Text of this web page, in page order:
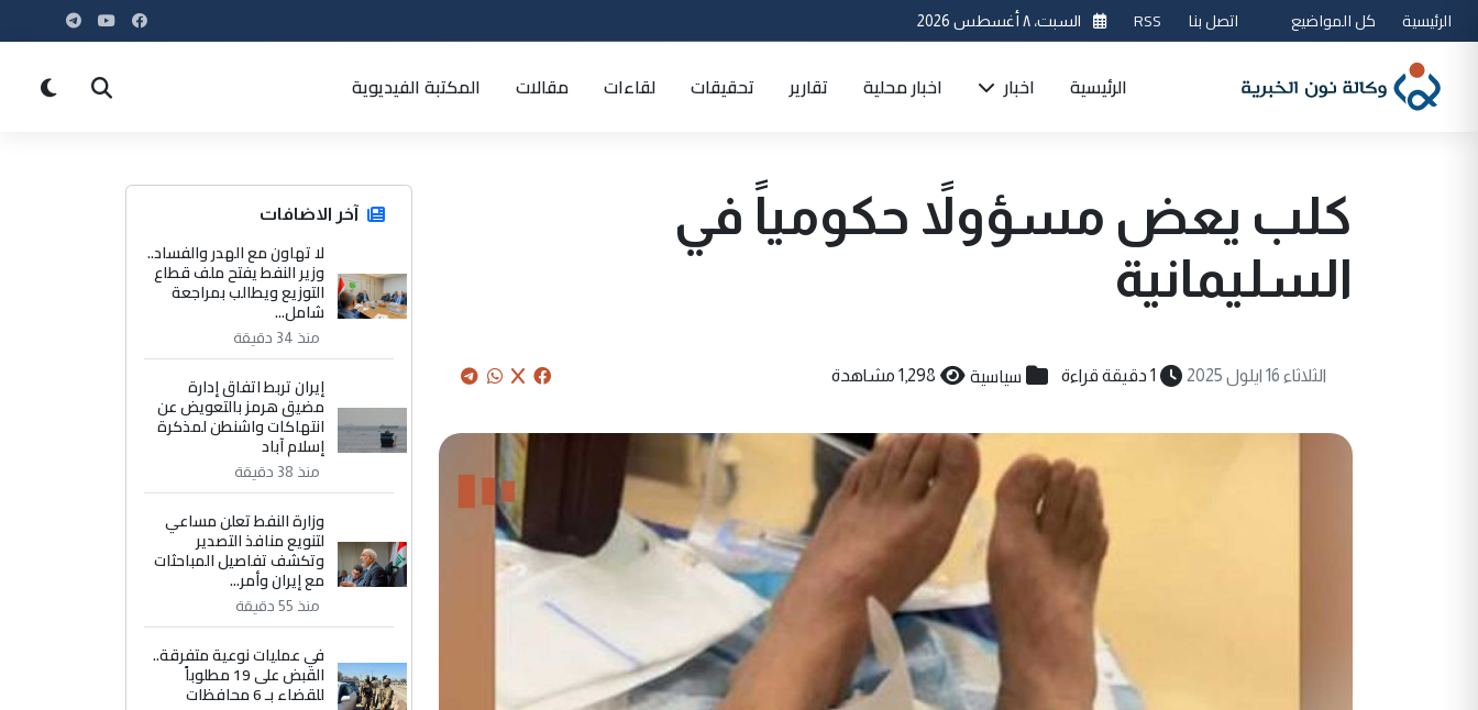
الرئيسية كل المواضيع اتصل بنا RSS السبت، ٨ أغسطس 2026
الرئيسية اخبار اخبار محلية تقارير تحقيقات لقاءات مقالات المكتبة الفيديوية
كلب يعض مسؤولاً حكومياً في
السليمانية
الثلاثاء 16 ايلول 2025 1 دقيقة قراءة سياسية 1,298 مشاهدة
آخر الاضافات
لا تهاون مع الهدر والفساد..
وزير النفط يفتح ملف قطاع
التوزيع ويطالب بمراجعة
شامل...
منذ 34 دقيقة
إيران تربط اتفاق إدارة
مضيق هرمز بالتعويض عن
انتهاكات واشنطن لمذكرة
إسلام آباد
منذ 38 دقيقة
وزارة النفط تعلن مساعي
لتنويع منافذ التصدير
وتكشف تفاصيل المباحثات
مع إيران وأمر...
منذ 55 دقيقة
في عمليات نوعية متفرقة..
القبض على 19 مطلوباً
للقضاء بـ 6 محافظات